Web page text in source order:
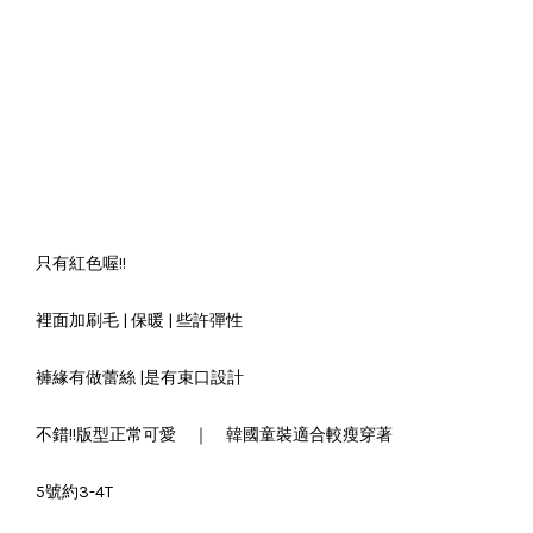
只有紅色喔!!
裡面加刷毛 | 保暖 | 些許彈性
褲緣有做蕾絲 |是有束口設計
不錯!!版型正常可愛 ｜ 韓國童裝適合較瘦穿著
5號約3-4T